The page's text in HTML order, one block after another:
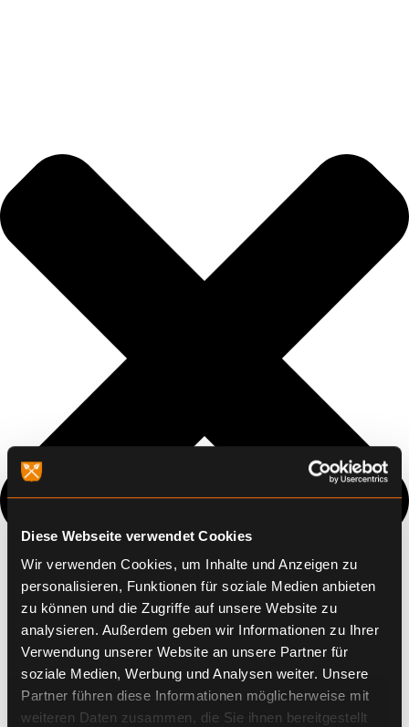
Diese Webseite verwendet Cookies
Wir verwenden Cookies, um Inhalte und Anzeigen zu
personalisieren, Funktionen für soziale Medien anbieten
zu können und die Zugriffe auf unsere Website zu
analysieren. Außerdem geben wir Informationen zu Ihrer
Verwendung unserer Website an unsere Partner für
soziale Medien, Werbung und Analysen weiter. Unsere
Partner führen diese Informationen möglicherweise mit
weiteren Daten zusammen, die Sie ihnen bereitgestellt